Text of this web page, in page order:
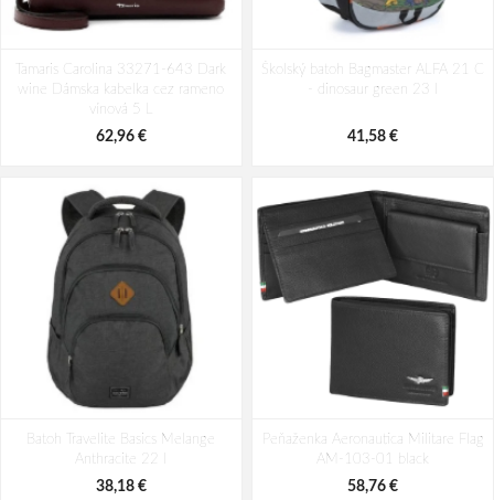
Rosé 35 l
49,10 €
AM-581-05 modrá 19 L
94,29 €
Tamaris Carolina 33271-643 Dark
wine Dámska kabelka cez rameno
vínová 5 L
62,96 €
Školský batoh Bagmaster ALFA 21 C
- dinosaur green 23 l
41,58 €
Batoh Travelite Basics Melange
Anthracite 22 l
38,18 €
Peňaženka Aeronautica Militare Flag
AM-103-01 black
58,76 €